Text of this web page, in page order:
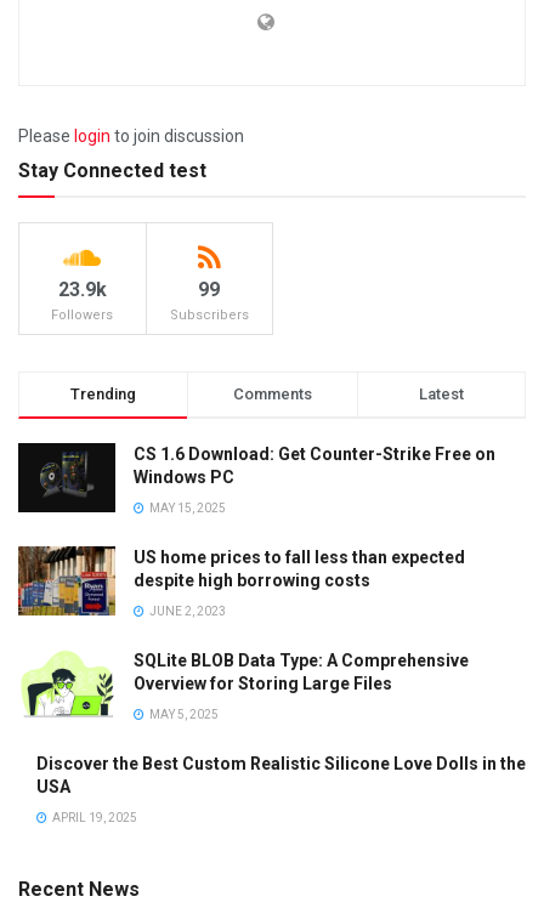
Please login to join discussion
Stay Connected test
23.9k
Followers
99
Subscribers
Trending Comments Latest
CS 1.6 Download: Get Counter-Strike Free on
Windows PC
MAY 15, 2025
US home prices to fall less than expected
despite high borrowing costs
JUNE 2, 2023
SQLite BLOB Data Type: A Comprehensive
Overview for Storing Large Files
MAY 5, 2025
Discover the Best Custom Realistic Silicone Love Dolls in the
USA
APRIL 19, 2025
Recent News